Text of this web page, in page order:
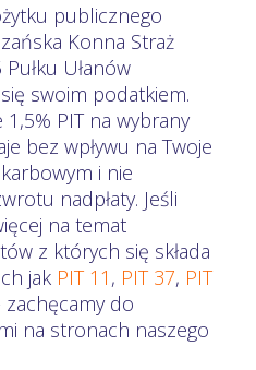
publicznego
Konna Straż
Ułanów
swoim podatkiem.
1,5% PIT na wybrany
bez wpływu na Twoje
i nie
nadpłaty. Jeśli
na temat
z których się składa
jak PIT 11 , PIT 37, PIT
zachęcamy do
na stronach naszego